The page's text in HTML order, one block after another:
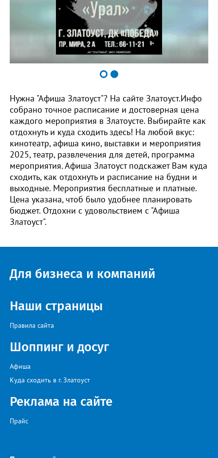
Нужна "Афиша Златоуст"? На сайте Златоуст.Инфо
собрано точное расписание и достоверная цена
каждого мероприятия в Златоусте. Выбирайте как
отдохнуть и куда сходить здесь! На любой вкус:
кинотеатр, афиша кино, выставки и мероприятия
2025, театр, развлечения для детей, программа
мероприятия. Афиша Златоуст подскажет Вам куда
сходить, как отдохнуть и расписание на будни и
выходные. Мероприятия бесплатные и платные.
Цена указана, чтоб было удобнее планировать
бюджет. Отдохни с удовольствием с "Афиша
Златоуст".
Для бизнеса и компаний
Наши страницы
Правила сайта
Шоппинг и досуг
Афиша
Куда сходить в г. Златоуст
Реклама на сайте
Прайс